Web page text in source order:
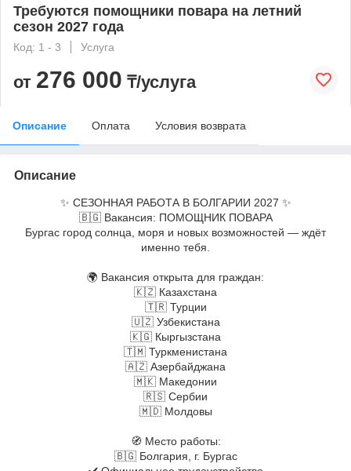
Требуются помощники повара на летний
сезон 2027 года
Код: 1 - 3 Услуга
от 276 000 ₸/услуга
Описание Оплата Условия возврата
Описание
✨ СЕЗОННАЯ РАБОТА В БОЛГАРИИ 2027 ✨
🇧🇬 Вакансия: ПОМОЩНИК ПОВАРА
Бургас город солнца, моря и новых возможностей — ждёт
именно тебя.
🌍 Вакансия открыта для граждан:
🇰🇿 Казахстана
🇹🇷 Турции
🇺🇿 Узбекистана
🇰🇬 Кыргызстана
🇹🇲 Туркменистана
🇦🇿 Азербайджана
🇲🇰 Македонии
🇷🇸 Сербии
🇲🇩 Молдовы
🧭 Место работы:
🇧🇬 Болгария, г. Бургас